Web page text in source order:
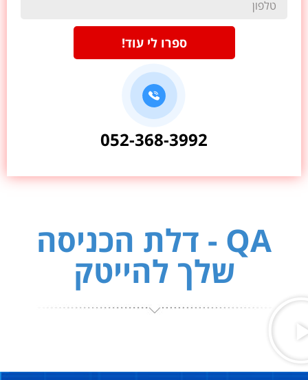
ספרו לי עוד!
052-368-3992
QA - דלת הכניסה
שלך להייטק